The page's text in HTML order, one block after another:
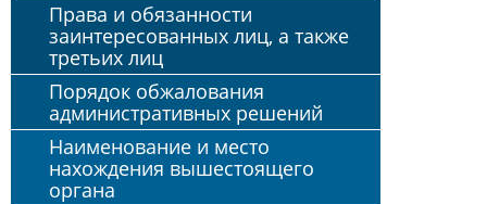
Права и обязанности
заинтересованных лиц, а также
третьих лиц
Порядок обжалования
административных решений
Наименование и место
нахождения вышестоящего
органа